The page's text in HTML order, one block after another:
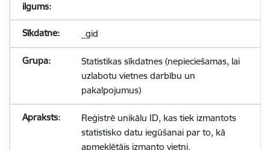
_gid
Statistikas sīkdatnes (nepieciešamas, lai
uzlabotu vietnes darbību un
pakalpojumus)
Reģistrē unikālu ID, kas tiek izmantots
statistisko datu iegūšanai par to, kā
apmeklētājs izmanto vietni.